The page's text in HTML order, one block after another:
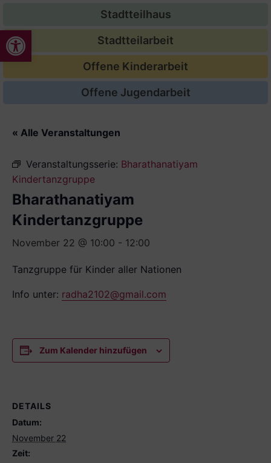
Werkzeugleiste öffnen
Stadtteilhaus
Stadtteilarbeit
Offene Kinderarbeit
Offene Jugendarbeit
« Alle Veranstaltungen
Veranstaltungsserie: Bharathanatiyam
Kindertanzgruppe
Bharathanatiyam
Kindertanzgruppe
November 22 @ 10:00 - 12:00
Tanzgruppe für Kinder aller Nationen
Info unter: radha2102@gmail.com
Zum Kalender hinzufügen
DETAILS
Datum:
November 22
Zeit: